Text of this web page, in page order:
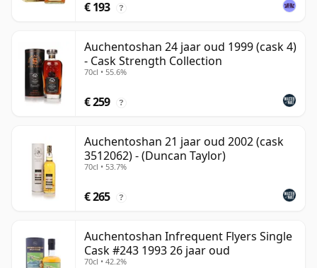
€ 193 ?
Auchentoshan 24 jaar oud 1999 (cask 4)
- Cask Strength Collection
70cl • 55.6%
€ 259 ?
Auchentoshan 21 jaar oud 2002 (cask
3512062) - (Duncan Taylor)
70cl • 53.7%
€ 265 ?
Auchentoshan Infrequent Flyers Single
Cask #243 1993 26 jaar oud
70cl • 42.2%